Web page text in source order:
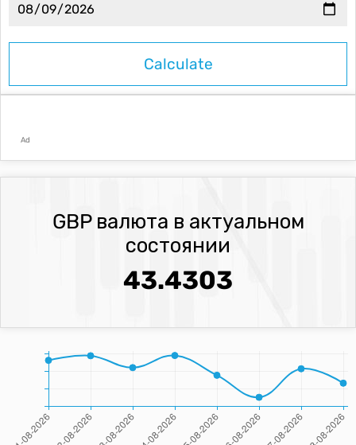
Ad
GBP валюта в актуальном
состоянии
43.4303